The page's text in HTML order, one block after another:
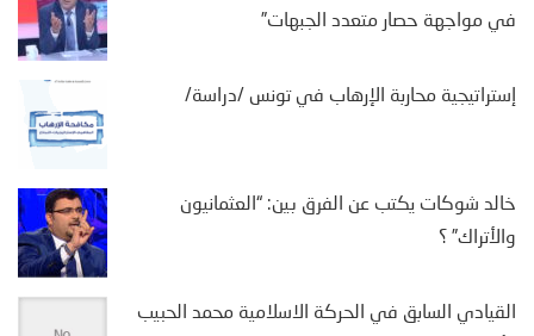
في مواجهة حصار متعدد الجبهات”
إستراتيجية محاربة الإرهاب في تونس /دراسة/
خالد شوكات يكتب عن الفرق بين: “العثمانيون
والأتراك” ؟
القيادي السابق في الحركة الاسلامية محمد الحبيب